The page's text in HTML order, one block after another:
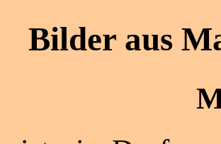
Bilder aus